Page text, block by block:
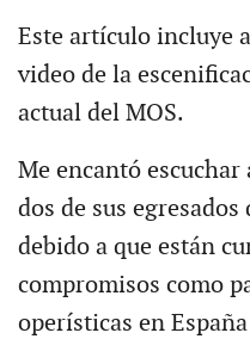
Este artículo incluye
video de la
actual del MOS.
Me encantó escuchar
dos de sus
debido a que están
compromisos como
operísticas en